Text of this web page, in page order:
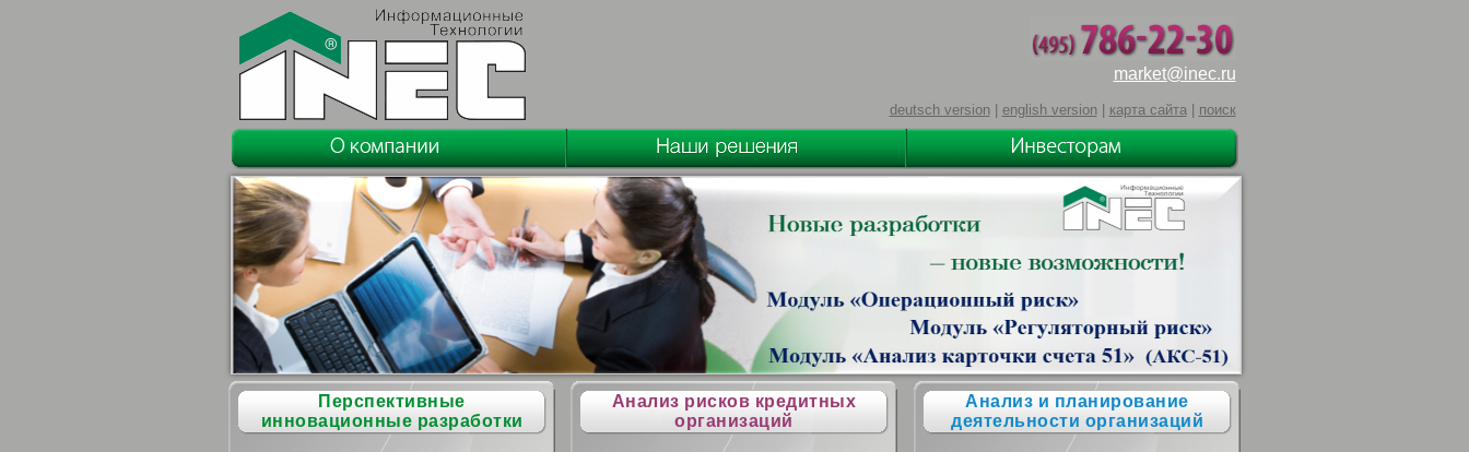
market@inec.ru
deutsch version| english version| карта сайта| поиск
Перспективные
инновационные разработки
Анализ рисков кредитных
организаций
Анализ и планирование
деятельности организаций